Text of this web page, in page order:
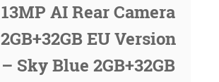
13MP AI Rear Camera
2GB+32GB EU Version
– Sky Blue 2GB+32GB